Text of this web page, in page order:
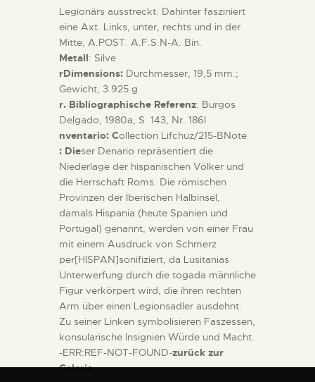
Legionärs ausstreckt. Dahinter fasziniert
eine Axt. Links, unter, rechts und in der
Mitte, A.POST. A.F.S.N-A. Bin.
Metall: Silve
rDimensions: Durchmesser, 19,5 mm.;
Gewicht, 3.925 g
r. Bibliographische Referenz: Burgos
Delgado, 1980a, S. 143, Nr. 186I
nventario: Collection Lifchuz/215-BNote
: Dieser Denario repräsentiert die
Niederlage der hispanischen Völker und
die Herrschaft Roms. Die römischen
Provinzen der Iberischen Halbinsel,
damals Hispania (heute Spanien und
Portugal) genannt, werden von einer Frau
mit einem Ausdruck von Schmerz
per[HISPAN]sonifiziert, da Lusitanias
Unterwerfung durch die togada männliche
Figur verkörpert wird, die ihren rechten
Arm über einen Legionsadler ausdehnt.
Zu seiner Linken symbolisieren Faszessen,
konsularische Insignien Würde und Macht.
-ERR:REF-NOT-FOUND-zurück zur
Galerie